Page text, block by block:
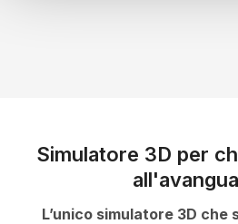
Simulatore 3D per
L’unico simulatore 3D che